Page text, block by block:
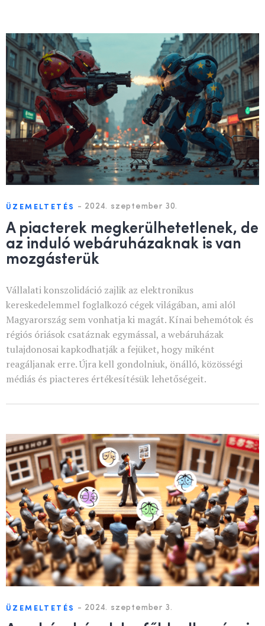
ÜZEMELTETÉS - 2024. szeptember 30.
A piacterek megkerülhetetlenek, de
az induló webáruházaknak is van
mozgásterük
Vállalati konszolidáció zajlik az elektronikus
kereskedelemmel foglalkozó cégek világában, ami alól
Magyarország sem vonhatja ki magát. Kínai behemótok és
régiós óriások csatáznak egymással, a webáruházak
tulajdonosai kapkodhatják a fejüket, hogy miként
reagáljanak erre. Újra kell gondolniuk, önálló, közösségi
médiás és piacteres értékesítésük lehetőségeit.
ÜZEMELTETÉS - 2024. szeptember 3.